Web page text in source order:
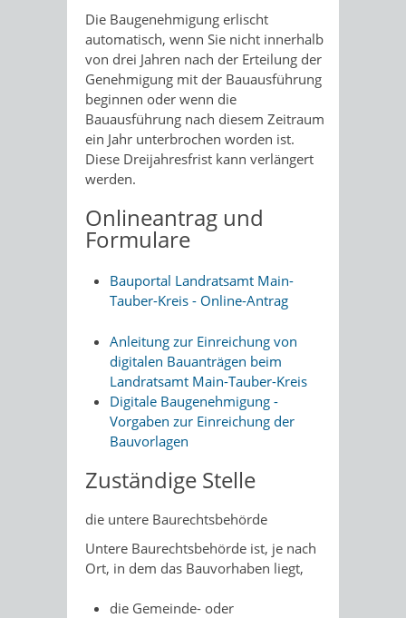
Die Baugenehmigung erlischt
automatisch, wenn Sie nicht innerhalb
von drei Jahren nach der Erteilung der
Genehmigung mit der Bauausführung
beginnen oder wenn die
Bauausführung nach diesem Zeitraum
ein Jahr unterbrochen worden ist.
Diese Dreijahresfrist kann verlängert
werden.
Onlineantrag und
Formulare
Bauportal Landratsamt Main-
Tauber-Kreis - Online-Antrag
Anleitung zur Einreichung von
digitalen Bauanträgen beim
Landratsamt Main-Tauber-Kreis
Digitale Baugenehmigung -
Vorgaben zur Einreichung der
Bauvorlagen
Zuständige Stelle
die untere Baurechtsbehörde
Untere Baurechtsbehörde ist, je nach
Ort, in dem das Bauvorhaben liegt,
die Gemeinde- oder